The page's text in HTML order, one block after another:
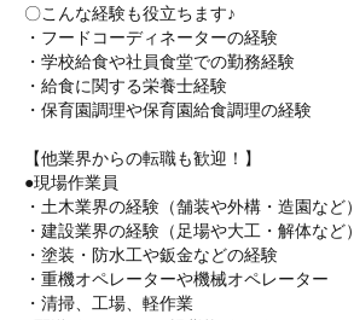
〇こんな経験も役立ちます♪
・フードコーディネーターの経験
・学校給食や社員食堂での勤務経験
・給食に関する栄養士経験
・保育園調理や保育園給食調理の経験
【他業界からの転職も歓迎！】
●現場作業員
・土木業界の経験（舗装や外構・造園など）
・建設業界の経験（足場や大工・解体など）
・塗装・防水工や鈑金などの経験
・重機オペレーターや機械オペレーター
・清掃、工場、軽作業